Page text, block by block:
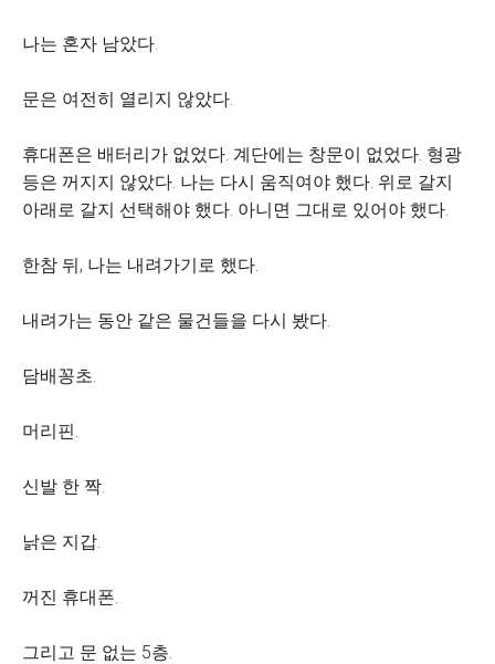
나는 혼자 남았다.
문은 여전히 열리지 않았다.
휴대폰은 배터리가 없었다. 계단에는 창문이 없었다. 형광
등은 꺼지지 않았다. 나는 다시 움직여야 했다. 위로 갈지
아래로 갈지 선택해야 했다. 아니면 그대로 있어야 했다.
한참 뒤, 나는 내려가기로 했다.
내려가는 동안 같은 물건들을 다시 봤다.
담배꽁초.
머리핀.
신발 한 짝.
낡은 지갑.
꺼진 휴대폰.
그리고 문 없는 5층.